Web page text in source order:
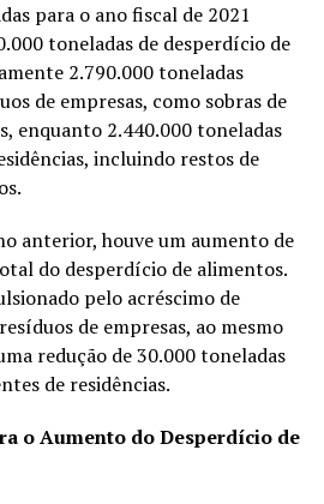
para o ano fiscal de 2021
toneladas de desperdício de
2.790.000 toneladas
de empresas, como sobras de
enquanto 2.440.000 toneladas
incluindo restos de
anterior, houve um aumento de
do desperdício de alimentos.
pelo acréscimo de
de empresas, ao mesmo
redução de 30.000 toneladas
de residências.
o Aumento do Desperdício de